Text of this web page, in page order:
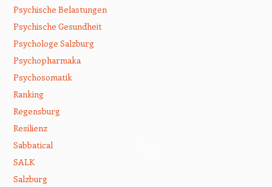
Psychische Belastungen
Psychische Gesundheit
Psychologe Salzburg
Psychopharmaka
Psychosomatik
Ranking
Regensburg
Resilienz
Sabbatical
SALK
Salzburg